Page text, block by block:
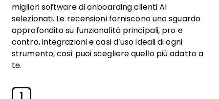
migliori software di onboarding clienti AI
selezionati. Le recensioni forniscono uno sguardo
approfondito su funzionalità principali, pro e
contro, integrazioni e casi d’uso ideali di ogni
strumento, così puoi scegliere quello più adatto a
te.